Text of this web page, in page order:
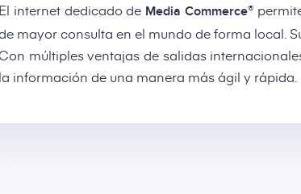
El internet dedicado de Media Commerce®
mayor consulta en el mundo de forma local.
múltiples ventajas de salidas
la información de una manera más ágil y rápida.